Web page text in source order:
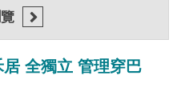
全獨立 管理穿巴